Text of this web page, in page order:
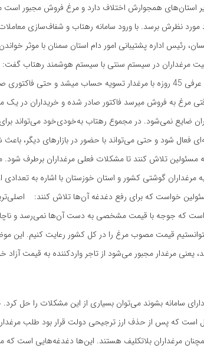
استان‌های همجوارش اختلاف دارد و مرغ فروش مجبور است
مورد نظرش برسد. با ورود سامانه رهتاب و شفاف‌سازی
رئیس اداره پشتیبانی امور دام استان سمنان با موثر
مرغداران در سیستم سنتی با سیستم هوشمند رهتاب
چهار سال پیش مرغ زنده به صورت عرفی 45 روزه با مرغدار تسویه حساب میشد و حتی
مرغ به فروش میرسد فاکتور صادر شده و خریداران در
ضایع نمی‌شود. در مجموع رهتاب به‌خودی‌خود می‌تواند برای
فعال شود و حتی می‌تواند با حضور در بازارهای دیگر،
مسئولین تلاش کنند تا مشکلات فعلی مرغداران برطرف
مرغداران گوشتی کشور و استان خوزستان با اشاره به تعدادی
خواست که برای رفع دغدغه آن‌ها تلاش کنند:
است که جوجه با قیمت مشخصی به دست آن‌ها نمی‌رسد و
قیمت مصوب مرغ را در کل کشور رعایت کنیم. این
مرغدار مجبور می‌شود از تاجر واردکننده به قیمت آزاد
سامانه بشوند می‌توان بسیاری از این مشکلات را حل
است که پس از حذف ارز ترجیحی دولت قرار بود طلب
مرغداران بلاتکلیف هستند. این‌ها دغدغه‌هایی است که